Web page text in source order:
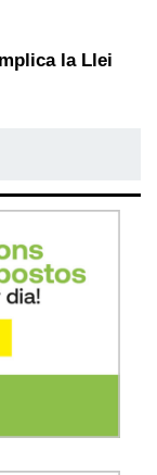
la Llei